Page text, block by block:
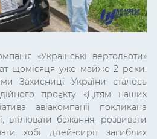
«Українські вертольоти»
щомісяця уже майже 2 роки.
Захисниці України сталось
проєкту «Дітям наших
авіакомпанії покликана
втілювати бажання, розвивати
хобі дітей-сиріт загиблих